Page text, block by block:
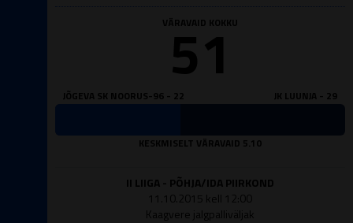
VÄRAVAID KOKKU
51
JÕGEVA SK NOORUS-96 - 22 JK LUUNJA - 29
KESKMISELT VÄRAVAID 5.10
II LIIGA - PÕHJA/IDA PIIRKOND
11.10.2015 kell 12:00
Kaagvere jalgpalliväljak